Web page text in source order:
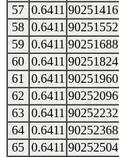
57 0.6411 90251416
58 0.6411 90251552
59 0.6411 90251688
60 0.6411 90251824
61
0.6411 90251960
62 0.6411 90252096
63 0.6411 90252232
64 0.6411 90252368
65 0.6411 90252504